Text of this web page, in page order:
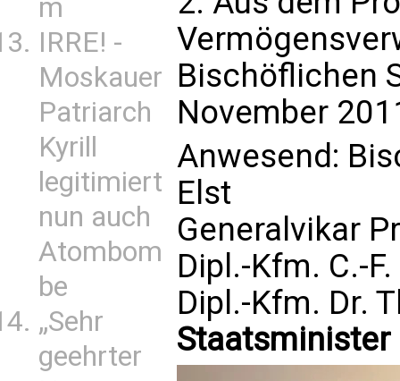
m
IRRE! -
Moskauer
Patriarch
Kyrill
legitimiert
nun auch
Atombom
be
„Sehr
geehrter
Bischöflichen
November
Anwesend:
Elst
Generalvikar
Dipl.-Kfm. C.-
Dipl.-Kfm. Dr.
Staatsminister